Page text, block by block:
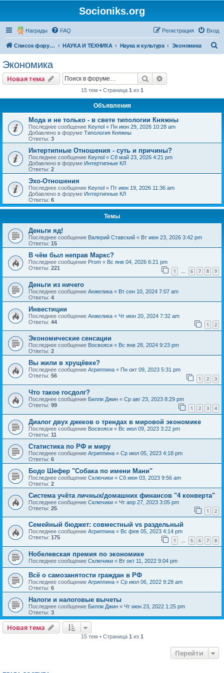
Socioniks.org
Награды FAQ Вход
Регистрация
Список форумов НАУКА И ТЕХНИКА Наука и культура Экономика
Экономика
Новая тема Поиск
15 тем • Страница 1 из 1
Объявления
Мода и не только - в свете типологии Княжны
Последнее сообщение Keynol « Пн июн 29, 2026 10:28 am
Добавлено в форуме Типология Княжны
Ответы: 3
Интертипные Отношения - суть и причины?
Последнее сообщение Keynol « Сб май 23, 2026 4:21 pm
Добавлено в форуме Интертипные КЛ
Ответы: 2
Эхо-Отношения
Последнее сообщение Keynol « Пт июн 19, 2026 11:36 am
Добавлено в форуме Интертипные КЛ
Ответы: 6
Темы
Деньги яд!
Последнее сообщение Валерий Ставский « Вт июн 23, 2026 3:42 pm
Ответы: 15
В чём был неправ Маркс?
Последнее сообщение Prom « Вс янв 04, 2026 6:21 pm
Ответы: 221 1 … 6 7 8 9
Деньги из ничего
Последнее сообщение Анжелика « Вт сен 10, 2024 7:07 am
Ответы: 4
Инвестиции
Последнее сообщение Анжелика « Чт июн 20, 2024 7:32 am
Ответы: 44 1 2
Экономические сенсации
Последнее сообщение Восвояси « Вс янв 28, 2024 9:23 pm
Ответы: 2
Вы жили в хрущёвке?
Последнее сообщение Агриппина « Пн окт 09, 2023 5:31 pm
Ответы: 56 1 2 3
Что такое госдолг?
Последнее сообщение Билли Джин « Ср авг 23, 2023 8:29 pm
Ответы: 99 1 2 3 4
Диалог двух джеков о трендах в мировой экономике
Последнее сообщение Восвояси « Вс июл 09, 2023 3:22 pm
Ответы: 11
Статистика по РФ и миру
Последнее сообщение Агриппина « Ср июл 05, 2023 4:18 pm
Ответы: 6
Бодо Шефер "Собака по имени Мани"
Последнее сообщение Сключики « Сб июн 03, 2023 9:56 am
Ответы: 2
Система учёта личных/домашних финансов "4 конверта"
Последнее сообщение Сключики « Чт апр 27, 2023 3:05 pm
Ответы: 25 1 2
Семейный бюджет: совместный vs раздельный
Последнее сообщение Агриппина « Вс фев 05, 2023 4:14 pm
Ответы: 175 1 … 5 6 7 8
Нобелевская премия по экономике
Последнее сообщение Сключики « Вт окт 11, 2022 9:04 pm
Всё о самозанятости граждан в РФ
Последнее сообщение Агриппина « Ср июл 06, 2022 9:28 am
Ответы: 6
Налоги и налоговые вычеты
Последнее сообщение Билли Джин « Чт июн 23, 2022 1:25 pm
Ответы: 3
Новая тема
15 тем • Страница 1 из 1
Перейти